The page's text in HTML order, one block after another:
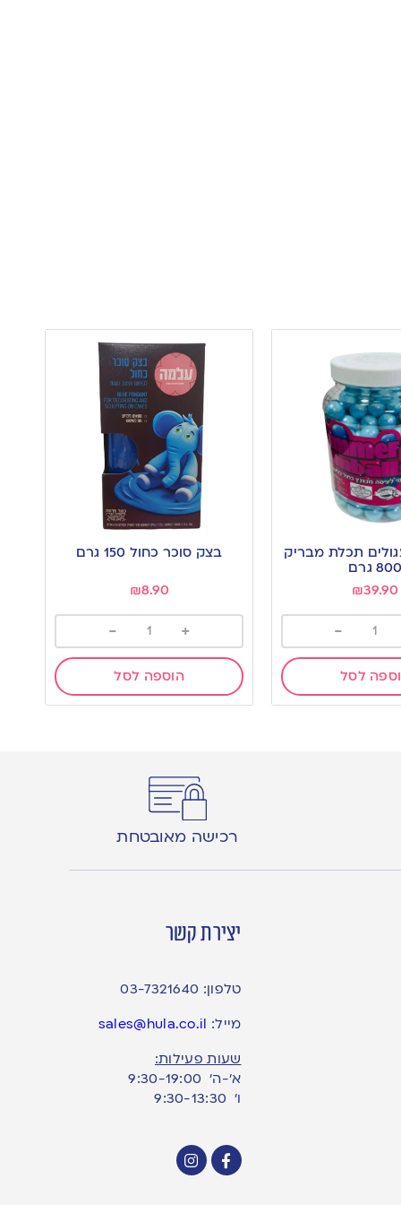
תכלת מבריק
800 גרם
₪39.90
-
לסל
בצק סוכר כחול 150 גרם
₪8.90
+
-
הוספה לסל
רכישה מאובטחת
יצירת קשר
טלפון: 03-7321640
מייל: sales@hula.co.il
שעות פעילות:
א’-ה’ 9:30-19:00
ו׳ 9:30-13:30